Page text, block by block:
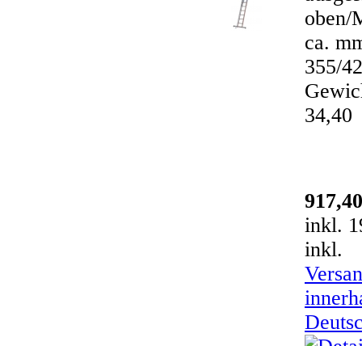
oben/
ca.
355/
34,40
inkl.
inkl.